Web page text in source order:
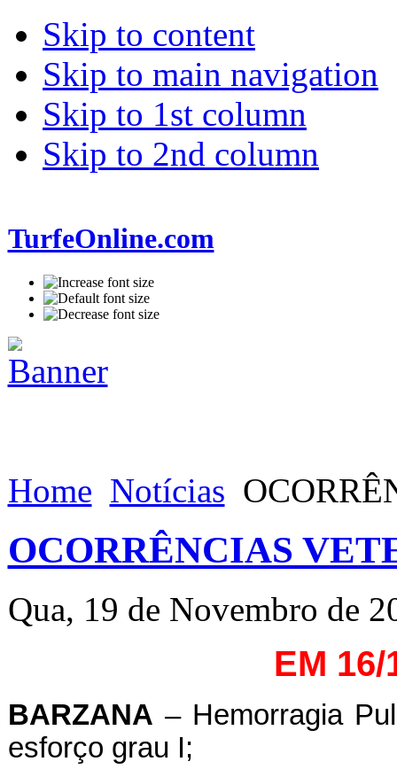
Skip to content
Skip to main navigation
Skip to 1st column
Skip to 2nd column
TurfeOnline.com
Home Notícias
OCORRÊNCIAS
Qua, 19 de Novembro de
EM 16/
BARZANA – Hemorragia
esforço grau I;